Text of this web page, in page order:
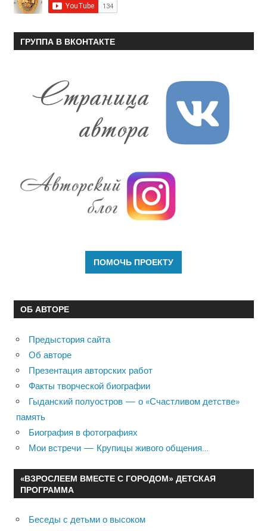
ГРУППА В ВКОНТАКТЕ
ОБ АВТОРЕ
Предыстория сайта
Об авторе
Презентация авторских работ
Факты творческой биографии
Гыданский полуостров — о «Счастливом детстве»
память
Биография в фотографиях
Мои встречи — Крупицы живого общения…
«ВЗРОСЛЕЕМ ВМЕСТЕ С ГОРОДОМ» ДЕТСКАЯ
ПРОГРАММА
Беседы с детьми о высоком